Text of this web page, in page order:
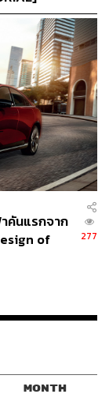
จับมือกับ
ยนพลาสติกใช้
Plus เพื่อ
ายเป็นคำตอบ
ร่วมกัน
ศทุกวัย แล้วไม่
ะตอบโจทย์
คันแรกจาก
of
277
MONTH